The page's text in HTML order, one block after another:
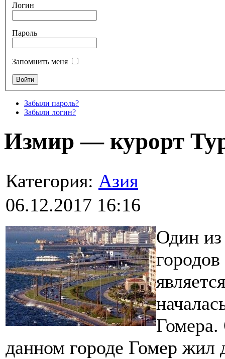
Логин
Пароль
Запомнить меня
Забыли пароль?
Забыли логин?
Измир — курорт
Категория: Азия
06.12.2017 16:16
Один
Гомера.
данном городе Гомер жил